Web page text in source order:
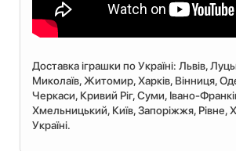
Доставка іграшки по Україні: Львiв,
Миколаїв, Житомир, Харків, Вінниця,
Черкаси, Кривий Ріг, Суми, Івано-
Хмельницький, Київ, Запоріжжя, Рівне,
Україні.